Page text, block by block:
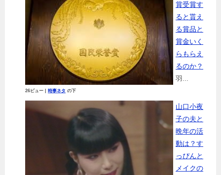
賞受賞す
ると貰え
る賞品と
賞金いく
らもらえ
るのか？
羽...
26ビュー 時事ネタ の下
山口小夜
子の夫と
晩年の活
動は？す
っぴんと
メイクの